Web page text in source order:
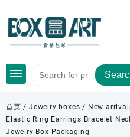
content
首页 /Jewelry boxes / New
Elastic Ring Earrings Bracelet
Jewelry Box Packaging